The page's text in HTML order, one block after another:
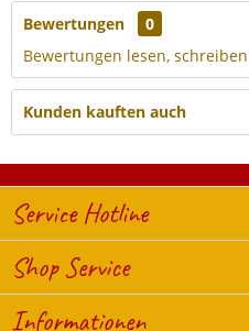
Bewertungen
0
Bewertungen lesen,
Kunden kauften auch
Service Hotline
Shop Service
Informationen